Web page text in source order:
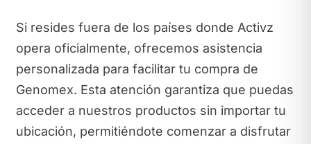
Si resides fuera de los países donde Activz
opera oficialmente, ofrecemos asistencia
personalizada para facilitar tu compra de
Genomex. Esta atención garantiza que puedas
acceder a nuestros productos sin importar tu
ubicación, permitiéndote comenzar a disfrutar